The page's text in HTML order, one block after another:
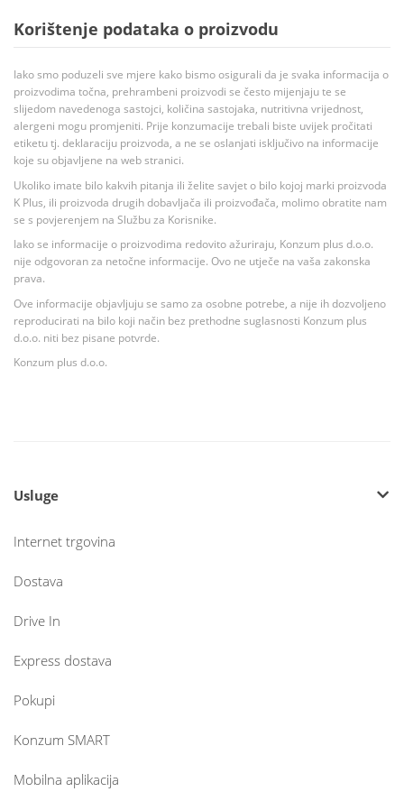
Korištenje podataka o proizvodu
Iako smo poduzeli sve mjere kako bismo osigurali da je svaka informacija o
proizvodima točna, prehrambeni proizvodi se često mijenjaju te se
slijedom navedenoga sastojci, količina sastojaka, nutritivna vrijednost,
alergeni mogu promjeniti. Prije konzumacije trebali biste uvijek pročitati
etiketu tj. deklaraciju proizvoda, a ne se oslanjati isključivo na informacije
koje su objavljene na web stranici.
Ukoliko imate bilo kakvih pitanja ili želite savjet o bilo kojoj marki proizvoda
K Plus, ili proizvoda drugih dobavljača ili proizvođača, molimo obratite nam
se s povjerenjem na Službu za Korisnike.
Iako se informacije o proizvodima redovito ažuriraju, Konzum plus d.o.o.
nije odgovoran za netočne informacije. Ovo ne utječe na vaša zakonska
prava.
Ove informacije objavljuju se samo za osobne potrebe, a nije ih dozvoljeno
reproducirati na bilo koji način bez prethodne suglasnosti Konzum plus
d.o.o. niti bez pisane potvrde.
Konzum plus d.o.o.
Usluge
Internet trgovina
Dostava
Drive In
Express dostava
Pokupi
Konzum SMART
Mobilna aplikacija